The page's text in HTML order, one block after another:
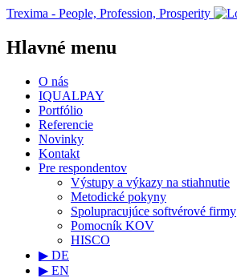
Trexima - People, Profession, Prosperity
Hlavné menu
O nás
IQUALPAY
Portfólio
Referencie
Novinky
Kontakt
Pre respondentov
Výstupy a výkazy na stiahnutie
Metodické pokyny
Spolupracujúce softvérové firmy
Pomocník KOV
HISCO
▶ DE
▶ EN